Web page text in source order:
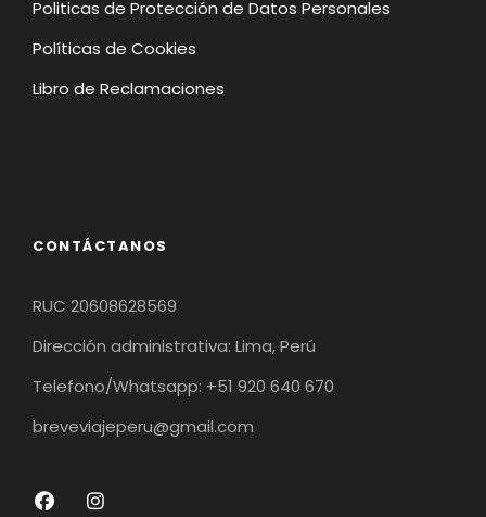
Politicas de Protección de Datos Personales
Políticas de Cookies
Libro de Reclamaciones
CONTÁCTANOS
RUC 20608628569
Dirección administrativa: Lima, Perú
Telefono/Whatsapp: +51 920 640 670
breveviajeperu@gmail.com